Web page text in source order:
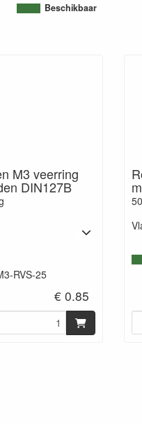
Beschikbaar
M3 veerring
DIN127B
RVS-25
€ 0.85